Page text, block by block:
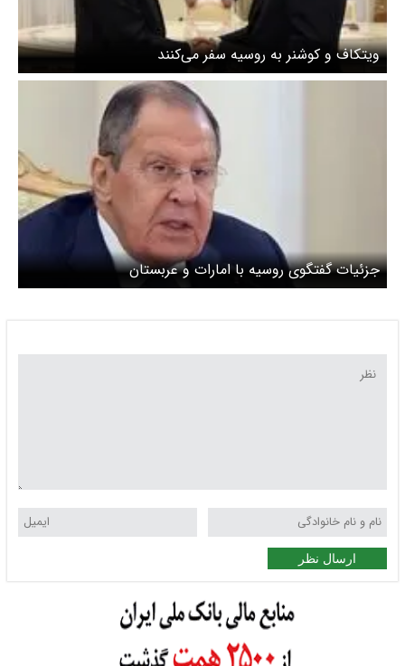
ویتکاف و کوشنر به روسیه سفر می‌کنند
جزئیات گفتگوی روسیه با امارات و عربستان
ارسال نظر